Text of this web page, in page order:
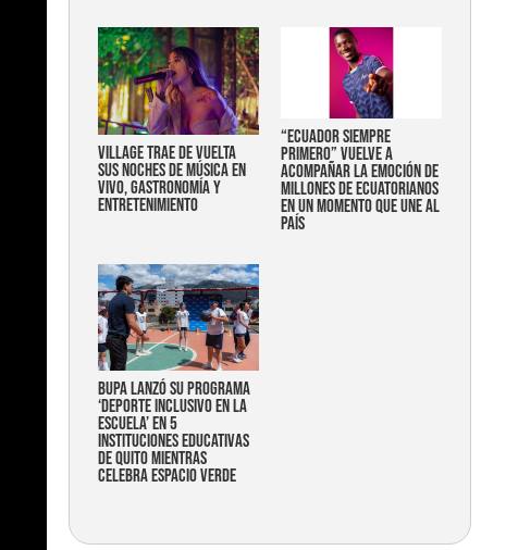
Village trae de vuelta
sus noches de música en
vivo, gastronomía y
entretenimiento
“Ecuador siempre
primero” vuelve a
acompañar la emoción de
millones de ecuatorianos
en un momento que une al
país
Bupa lanzó su programa
‘Deporte Inclusivo en la
Escuela’ en 5
instituciones educativas
de Quito mientras
celebra espacio verde